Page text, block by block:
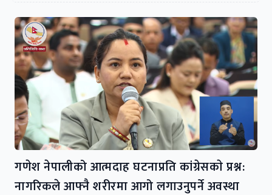
गणेश नेपालीको आत्मदाह घटनाप्रति कांग्रेसकाे प्रश्न:
नागरिकले आफ्नै शरीरमा आगो लगाउनुपर्ने अवस्था